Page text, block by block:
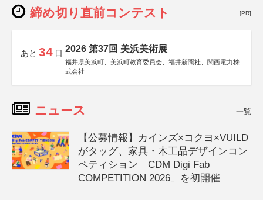
締め切り直前コンテスト [PR]
あと 34 日 2026 第37回 美浜美術展
福井県美浜町、美浜町教育委員会、福井新聞社、関西電力株
式会社
ニュース 一覧
【公募情報】カインズ×コクヨ×VUILD
がタッグ、家具・木工品デザインコン
ペティション「CDM Digi Fab
COMPETITION 2026」を初開催